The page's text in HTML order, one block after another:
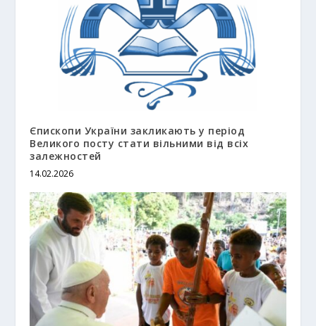
Єпископи України закликають у період
Великого посту стати вільними від всіх
залежностей
14.02.2026